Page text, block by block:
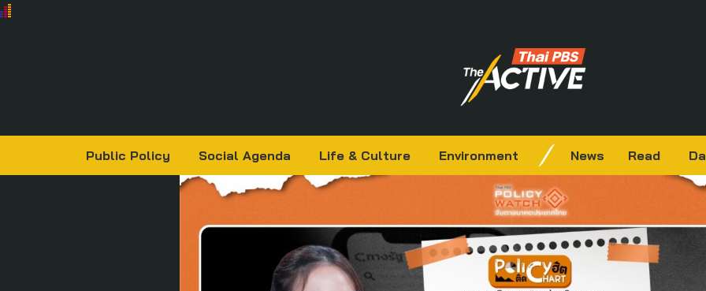
Public Policy Social Agenda Life & Culture Environment News Read